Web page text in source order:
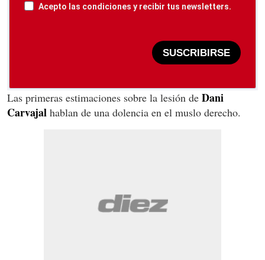
Acepto las condiciones y recibir tus newsletters.
SUSCRIBIRSE
Las primeras estimaciones sobre la lesión de Dani
Carvajal hablan de una dolencia en el muslo derecho.